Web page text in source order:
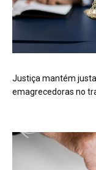
Justiça mantém
emagrecedoras no